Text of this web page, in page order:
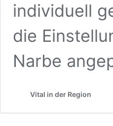
individuell
die
Narbe
Vital in der Region